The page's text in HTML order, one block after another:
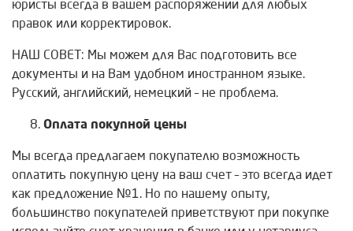
юристы всегда в вашем распоряжении для любых
правок или корректировок.
НАШ СОВЕТ: Мы можем для Вас подготовить все
документы и на Вам удобном иностранном языке.
Русский, английский, немецкий – не проблема.
Оплата покупной цены
Мы всегда предлагаем покупателю возможность
оплатить покупную цену на ваш счет – это всегда идет
как предложение №1. Но по нашему опыту,
большинство покупателей приветствуют при покупке